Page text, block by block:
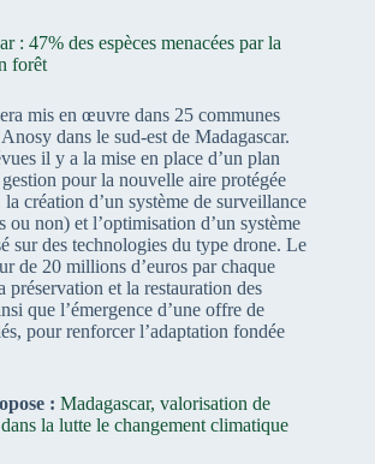
: 47% des espèces menacées par la
forêt
mis en œuvre dans 25 communes
dans le sud-est de Madagascar.
il y a la mise en place d’un plan
gestion pour la nouvelle aire protégée
création d’un système de surveillance
ou non) et l’optimisation d’un système
sur des technologies du type drone. Le
de 20 millions d’euros par chaque
préservation et la restauration des
que l’émergence d’une offre de
pour renforcer l’adaptation fondée
: Madagascar, valorisation de
la lutte le changement climatique